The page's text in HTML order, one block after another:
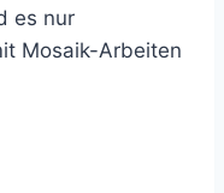
es nur
Mosaik-Arbeiten